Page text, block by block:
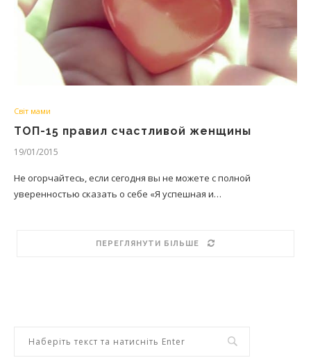
Світ мами
ТОП-15 правил счастливой женщины
19/01/2015
Не огорчайтесь, если сегодня вы не можете с полной
уверенностью сказать о себе «Я успешная и…
ПЕРЕГЛЯНУТИ БІЛЬШЕ